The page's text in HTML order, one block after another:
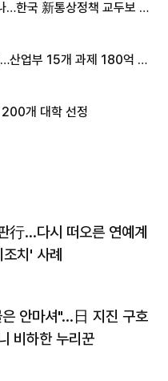
…한국 新통상정책 교두보 활
산업부 15개 과제 180억 지
개 대학 선정
行…다시 떠오른 연예계
치' 사례
안마셔"…日 지진 구호
비하한 누리꾼